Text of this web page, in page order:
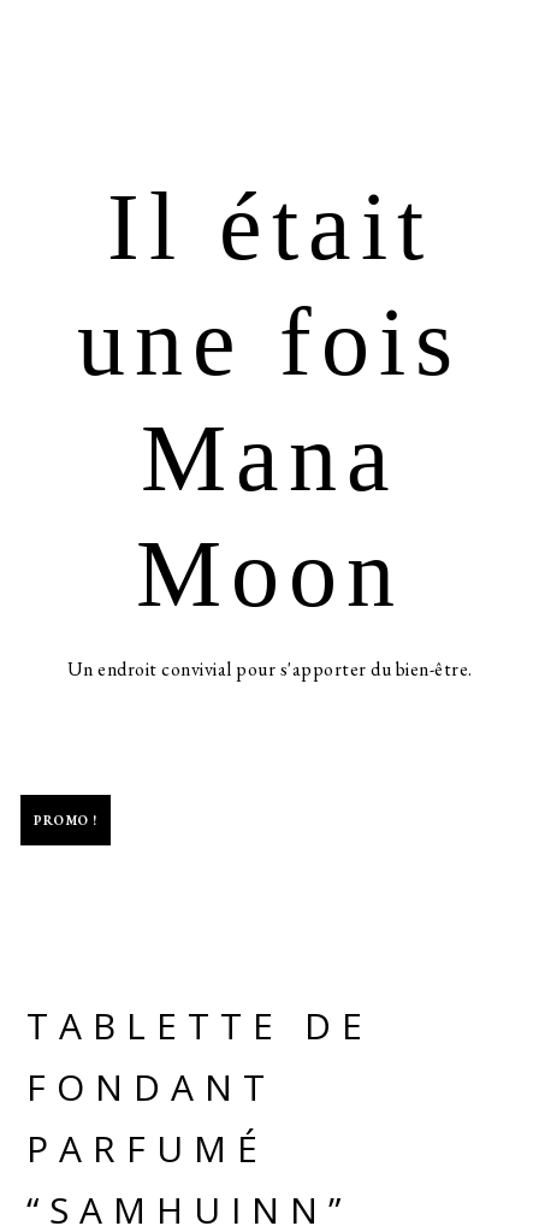
Il était
une fois
Mana
Moon
Un endroit convivial pour s'apporter du bien-être.
PROMO !
-50%
TABLETTE DE
FONDANT
PARFUMÉ
“SAMHUINN”